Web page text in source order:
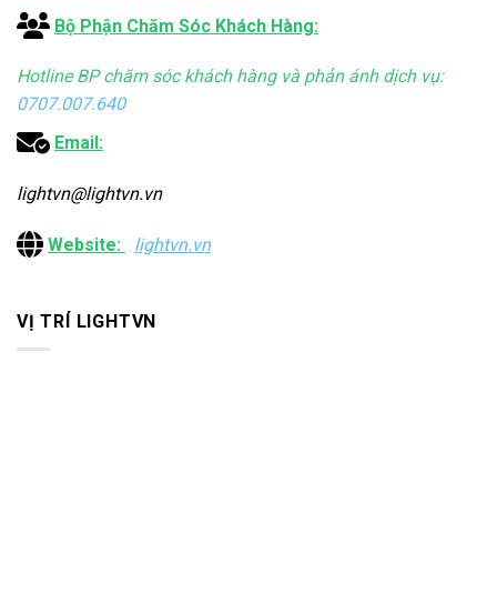
Bộ Phận Chăm Sóc Khách Hàng:
Hotline BP chăm sóc khách hàng và phản ánh dịch vụ:
0707.007.640
Email:
lightvn@lightvn.vn
Website: lightvn.vn
VỊ TRÍ LIGHTVN